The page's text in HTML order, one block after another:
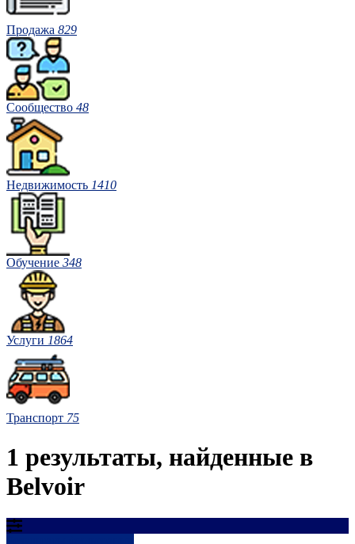
Продажа 829
Сообщество 48
Недвижимость 1410
Обучение 348
Услуги 1864
Транспорт 75
1 результаты, найденные в
Belvoir